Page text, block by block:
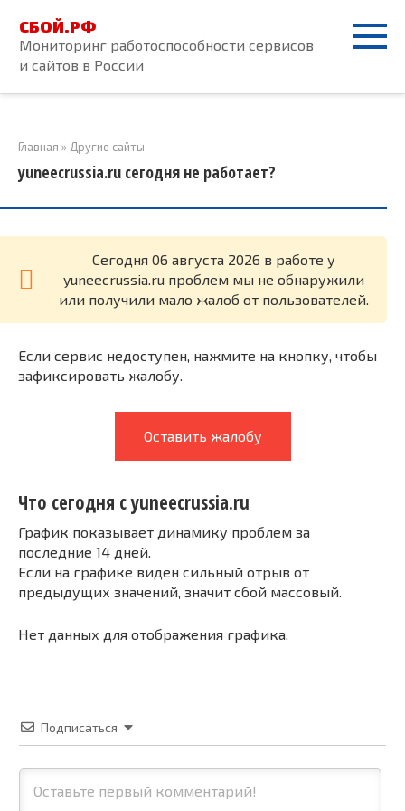
контенту
СБОЙ.РФ
Мониторинг работоспособности сервисов
и сайтов в России
Главная » Другие сайты
yuneecrussia.ru сегодня не работает?
Cегодня 06 августа 2026 в работе у
yuneecrussia.ru проблем мы не обнаружили
или получили мало жалоб от пользователей.
Если сервис недоступен, нажмите на кнопку, чтобы
зафиксировать жалобу.
Оставить жалобу
Что сегодня с yuneecrussia.ru
График показывает динамику проблем за
последние 14 дней.
Если на графике виден сильный отрыв от
предыдущих значений, значит сбой массовый.
Нет данных для отображения графика.
Подписаться